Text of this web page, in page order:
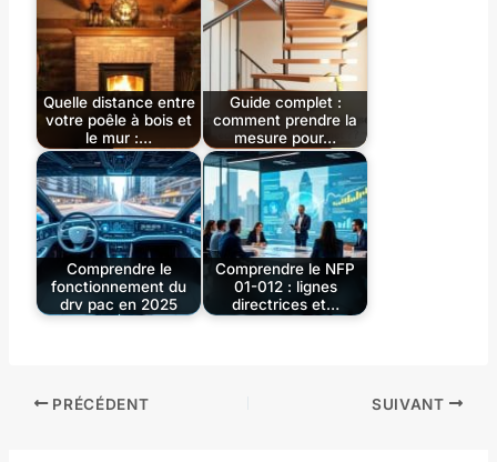
Quelle distance entre
votre poêle à bois et
le mur :…
Guide complet :
comment prendre la
mesure pour…
Comprendre le
fonctionnement du
drv pac en 2025
Comprendre le NFP
01-012 : lignes
directrices et…
PRÉCÉDENT SUIVANT